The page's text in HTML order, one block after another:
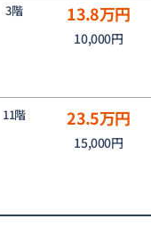
3階 13.8万円
10,000円
11階 23.5万円
15,000円